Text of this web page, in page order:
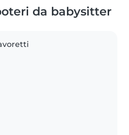
da babysitter